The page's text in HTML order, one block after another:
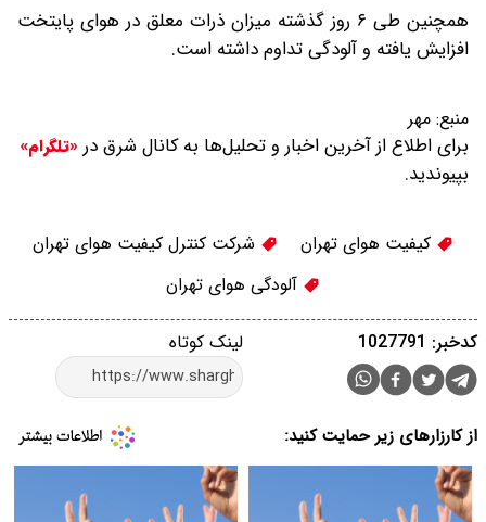
همچنین طی ۶ روز گذشته میزان ذرات معلق در هوای پایتخت
افزایش یافته و آلودگی تداوم داشته است.
منبع: مهر
برای اطلاع از آخرین اخبار و تحلیل‌ها به کانال شرق در «تلگرام»
بپیوندید.
کیفیت هوای تهران
شرکت کنترل کیفیت هوای تهران
آلودگی هوای تهران
لینک کوتاه کدخبر: 1027791
از کارزارهای زیر حمایت کنید: